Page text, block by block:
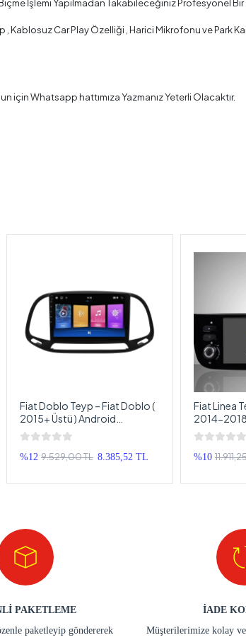
İşlemi Yapılmadan Takabileceğiniz Profesyonel Bir
Kablosuz Car Play Özelliği , Harici Mikrofonu ve Park
için Whatsapp hattımıza Yazmanız Yeterli Olacaktır.
Fiat Doblo Teyp – Fiat Doblo (
2015+ Üstü ) Android
Multimedya – Fiat Doblo
Android Double Teyp
%12 9.529,00 TL 8.385,52 TL
Fiat Linea
2014-
Android
%10
PAKETLEME
paketleyip göndererek
İADE
Müşterilerimize kolay